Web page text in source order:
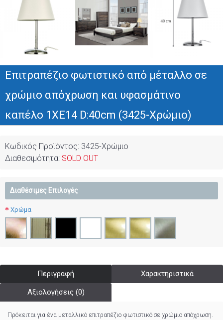
Επιτραπέζιο φωτιστικό από μέταλλο σε
χρώμιο απόχρωση και υφασμάτινο
καπέλο 1XE14 D:40cm (3425-Χρώμιο)
Κωδικός Προϊόντος: 3425-Χρώμιο
Διαθεσιμότητα: SOLD OUT
Διαθέσιμες Επιλογές
Χρώμα
Περιγραφή Χαρακτηριστικά
Αξιολογήσεις (0)
Πρόκειται για ένα μεταλλικό επιτραπέζιο φωτιστικό σε χρώμιο απόχρωση.